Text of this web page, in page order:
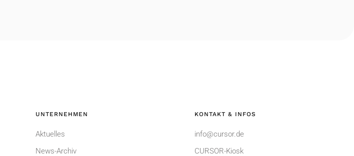
UNTERNEHMEN
Aktuelles
News-Archiv
KONTAKT & INFOS
info@cursor.de
CURSOR-Kiosk